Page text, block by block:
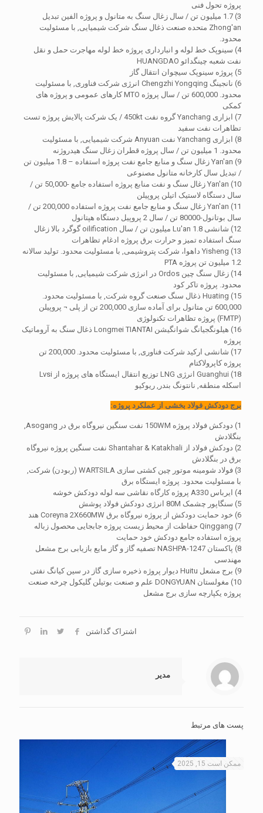
پروژه تحول فنی
3) 1.7 میلیون تن / سال زغال سنگ به متانول و پروژه الفین تبدیل
Zhong'an متحده صنعت ذغال سنگ شرکت شیمیایی, با مسئولیت
محدود.
4) سینوپک خط لوله و انبارداری پروژه خط لوله مهاجرت حمل و نقل
نفت شعبه چینگدائو HUANGDAO
5) پروژه سینوپک سیچوان انتقال گاز
6) نانجینگ Chengzhi Yongqing انرژی شرکت فناوری, با مسئولیت
محدود. 600,000 تن / سال پروژه MTO کارهای عمومی و پروژه های
کمکی
7) ابزاری Yanchang گروه نفت 450kt / یک شرکت پالایش پروژه تست
تظاهرات نفت سفید
8) ابزاری Yanchang نفت Anyuan شرکت شیمیایی, با مسئولیت
محدود. 1 میلیون تن / سال پروژه قطران زغال سنگ هیدروژنه
9) Yan'an زغال سنگ و منابع جامع نفت پروژه استفاده – 1.8 میلیون تن
/ تبدیل سال کارخانه متانول مصنوعی
10) Yan'an زغال سنگ و نفت منابع پروژه استفاده جامع -50,000 تن /
سال دستگاه لاستیک اتیلن پروپیلن
11) Yan'an زغال سنگ و منابع جامع نفت پروژه استفاده 200,000 تن /
سال بوتانول-80000 تن / سال 2 پروپیل دستگاه هپتانول
12) شانشی Lu'an 1.8 میلیون تن / سال oilification گوگرد بالا زغال
سنگ استفاده تمیز و حرارت برق پروژه ادغام تظاهرات
13) Yisheng داهوا، شرکت پتروشیمی, با مسئولیت محدود. تولید سالانه
1.2 میلیون تن پروژه PTA
14) زغال سنگ چین Ordos در انرژی شرکت شیمیایی, با مسئولیت
محدود. پروژه تاکر کود
15) Huating ذغال سنگ صنعت گروه شرکت, با مسئولیت محدود.
600,000 تن متانول برای آماده سازی 200,000 تن از پلی ¬ پروپیلن
(FMTP) پروژه تظاهرات تکنولوژی
16) هیلونگجیانگ شوانگیشن Longmei TIANTAI ذغال سنگ به آروماتیک
پروژه
17) شانشی ارکید شرکت فناوری, با مسئولیت محدود. 200,000 تن
پروژه کاپرولاکتام
18) Guanghui انرژی LNG توزیع انتقال ایستگاه های پروژه از Lvsi
اسکله منطقه, نانتونگ بندر, ریوکیو
برج دودکش فولاد بخشی از عملکرد پروژه:
1) دودکش فولاد پروژه 150WM نفت سنگین نیروگاه برق در Asogang,
بنگلادش
2) دودکش فولاد از Shantahar & Katakhali نفت سنگین پروژه نیروگاه
برق در بنگلادش
3) فولاد شومینه موتور چین کشتی سازی WARTSILA (ربودن) شرکت,
با مسئولیت محدود. پروژه ایستگاه برق
4) ایرباس A330 پروژه کارگاه نقاشی سه لوله دودکش خوشه
5) سنگاپور چشمک 80M انرژی دودکش فولاد پوشش
6) خود حمایت دودکش از پروژه نیروگاه برق Coreyna 2X660MW هند
7) Qinggang حفاظت از محیط زیست پروژه جابجایی محصول زباله
پروژه استفاده جامع دودکش خود حمایت
8) پاکستان NASHPA-1247 تصفیه گاز و گاز مایع بازیابی برج مشعل
مهندسی
9) برج مشعل Huitu دیوار پروژه ذخیره سازی گاز در سین کیانگ نفتی
10) مغولستان DONGYUAN علم و صنعت بوتیلن گلیکول چرخه صنعت
پروژه یکپارچه سازی برج مشعل
اشتراک گذاشتن
مدیر
پست های مرتبط
ممکن است 15, 2025